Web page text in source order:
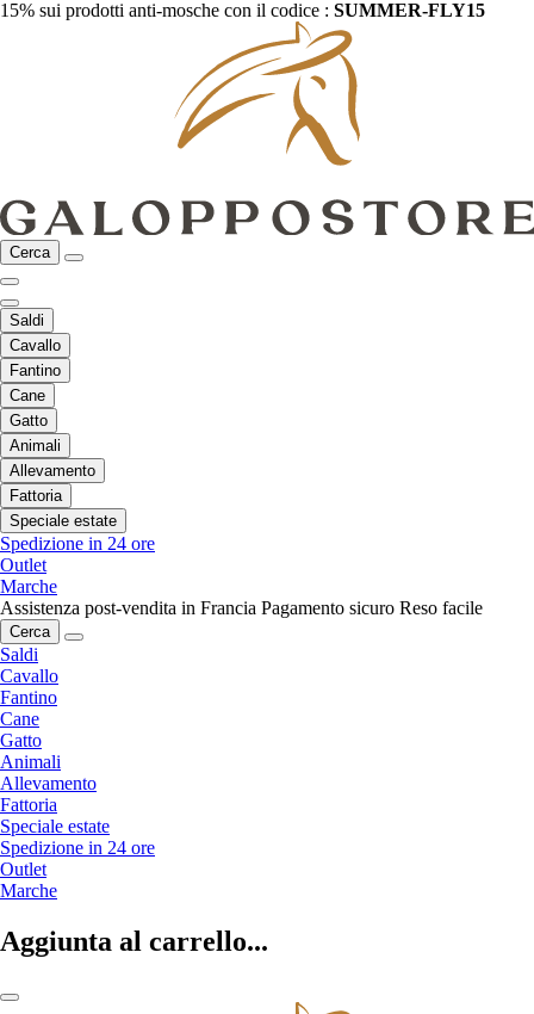
15% sui prodotti anti-mosche con il codice : SUMMER-FLY15
Cerca
Saldi
Cavallo
Fantino
Cane
Gatto
Animali
Allevamento
Fattoria
Speciale estate
Spedizione in 24 ore
Outlet
Marche
Assistenza post-vendita in Francia Pagamento sicuro Reso facile
Cerca
Saldi
Cavallo
Fantino
Cane
Gatto
Animali
Allevamento
Fattoria
Speciale estate
Spedizione in 24 ore
Outlet
Marche
Aggiunta al carrello...